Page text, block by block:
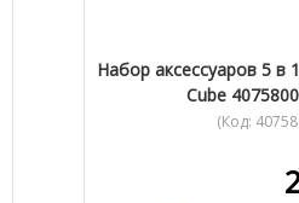
Набор аксессуаров 5 в
Cube
(Код: